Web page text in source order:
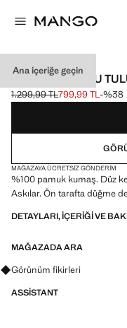
Ana içeriğe geçin
UZUN PAMUKLU
Üstü çizili ilk fiyat [1.299,99
1.299,99 TL
Güncel fiyat [799,99 TL ]
799,99 TL-%38
Bir renk seçin
MAĞAZAYA ÜCRETSIZ GÖNDERIM
%100 pamuk kumaş. Düz
Askılar. Ön tarafta düğme
DETAYLARI, IÇERIĞI VE
MAĞAZADA ARA
Görünümler, ürünler ve
Görünüm fikirleri
ASSISTANT